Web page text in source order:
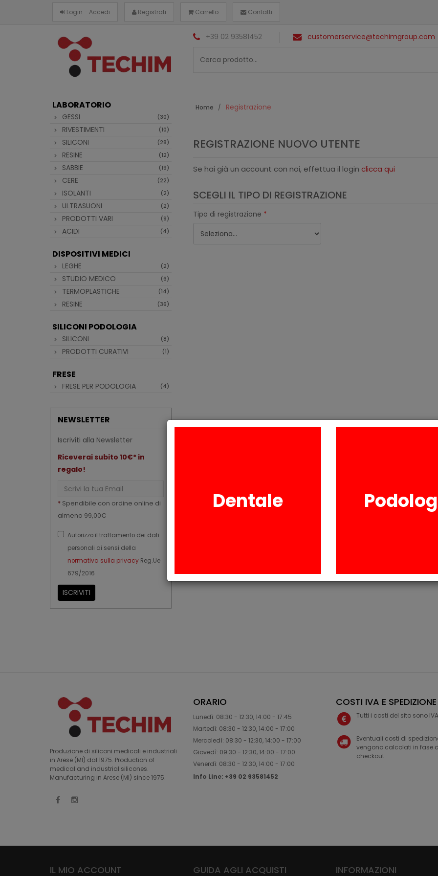
Login - Accedi Registrati Carrello Contatti
+39 02 93581452 customerservice@techimgroup.com
LABORATORIO
GESSI (30)
RIVESTIMENTI (10)
SILICONI (28)
RESINE (12)
SABBIE (19)
CERE (22)
ISOLANTI (2)
ULTRASUONI (2)
PRODOTTI VARI (9)
ACIDI (4)
DISPOSITIVI MEDICI
LEGHE (2)
STUDIO MEDICO (6)
TERMOPLASTICHE (14)
RESINE (36)
SILICONI PODOLOGIA
SILICONI (8)
PRODOTTI CURATIVI (1)
FRESE
FRESE PER PODOLOGIA (4)
NEWSLETTER
Iscriviti alla Newsletter
Riceverai subito 10€* in
regalo!
Email
* Spendibile con ordine online di
almeno 99,00€
Autorizzo il trattamento dei dati
personali ai sensi della
normativa sulla privacy Reg.Ue
679/2016
ISCRIVITI
Home Registrazione
REGISTRAZIONE NUOVO UTENTE
Se hai già un account con noi, effettua il login clicca qui
SCEGLI IL TIPO DI REGISTRAZIONE
Tipo di registrazione *
Produzione di siliconi medicali e industriali
in Arese (MI) dal 1975. Production of
medical and industrial silicones.
Manufacturing in Arese (MI) since 1975.
ORARIO
Lunedì: 08:30 - 12:30, 14:00 - 17:45
Martedì: 08:30 - 12:30, 14:00 - 17:00
Mercoledì: 08:30 - 12:30, 14:00 - 17:00
Giovedì: 09:30 - 12:30, 14:00 - 17:00
Venerdì: 08:30 - 12:30, 14:00 - 17:00
Info Line: +39 02 93581452
COSTI IVA E SPEDIZIONE
Tutti i costi del sito sono
Eventuali costi di
vengono calcolati in fase
checkout
IL MIO ACCOUNT GUIDA AGLI ACQUISTI INFORMAZIONI
Dentale